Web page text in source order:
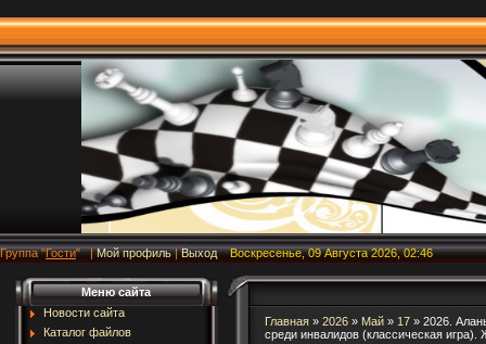
Группа"Гости" |Мой профиль |Выход Воскресенье, 09 Августа 2026, 02:46
Меню сайта
Новости сайта
Каталог файлов
Главная » 2026 » Май » 17 » 2026.
среди инвалидов (классическая